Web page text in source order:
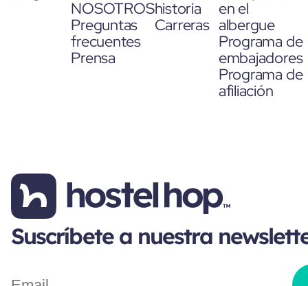
NOSOTROS
Preguntas
frecuentes
Prensa
historia
Carreras
en el
albergue
Programa de
embajadores
Programa de
afiliación
Suscríbete a nuestra